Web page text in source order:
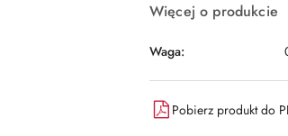
Więcej o produkcie
Waga:
Pobierz produkt do